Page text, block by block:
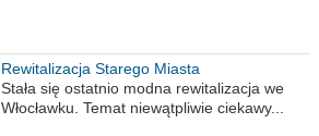
Rewitalizacja Starego Miasta
Stała się ostatnio modna rewitalizacja we
Włocławku. Temat niewątpliwie ciekawy...